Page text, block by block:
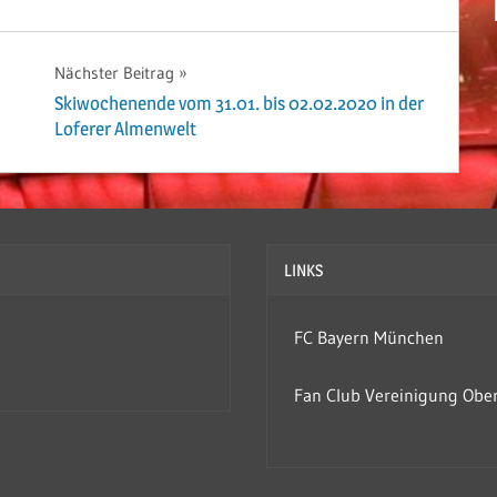
Nächster Beitrag
Skiwochenende vom 31.01. bis 02.02.2020 in der
Loferer Almenwelt
LINKS
FC Bayern München
Fan Club Vereinigung